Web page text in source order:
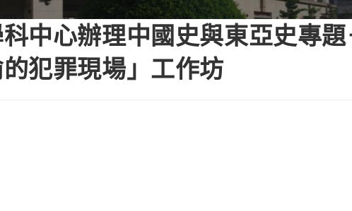
中心辦理中國史與東亞史專
犯罪現場」工作坊